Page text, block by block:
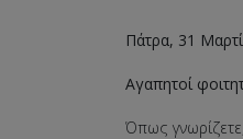
Πάτρα, 31
Αγαπητοί
Όπως